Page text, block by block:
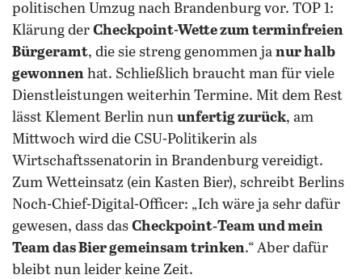
politischen Umzug nach Brandenburg vor. TOP 1:
Klärung der Checkpoint-Wette zum terminfreien
Bürgeramt, die sie streng genommen ja nur halb
gewonnen hat. Schließlich braucht man für viele
Dienstleistungen weiterhin Termine. Mit dem Rest
lässt Klement Berlin nun unfertig zurück, am
Mittwoch wird die CSU-Politikerin als
Wirtschaftssenatorin in Brandenburg vereidigt.
Zum Wetteinsatz (ein Kasten Bier), schreibt Berlins
Noch-Chief-Digital-Officer: „Ich wäre ja sehr dafür
gewesen, dass das Checkpoint‑Team und mein
Team das Bier gemeinsam trinken.“ Aber dafür
bleibt nun leider keine Zeit.